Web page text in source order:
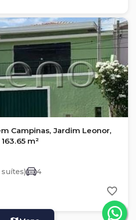
Campinas, Jardim Leonor,
m²
suítes) 4